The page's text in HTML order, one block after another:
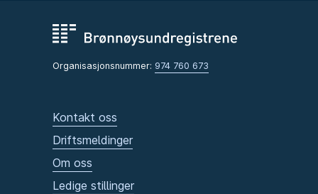
Organisasjonsnummer: 974 760 673
Kontakt oss
Driftsmeldinger
Om oss
Ledige stillinger